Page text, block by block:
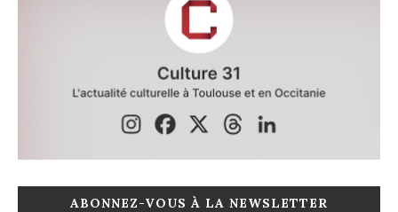
ABONNEZ-VOUS À LA NEWSLETTER